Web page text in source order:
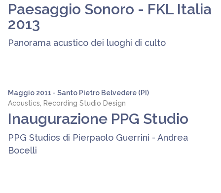
Paesaggio Sonoro - FKL Italia
2013
Panorama acustico dei luoghi di culto
Maggio 2011 - Santo Pietro Belvedere (PI)
Acoustics, Recording Studio Design
Inaugurazione PPG Studio
PPG Studios di Pierpaolo Guerrini - Andrea
Bocelli